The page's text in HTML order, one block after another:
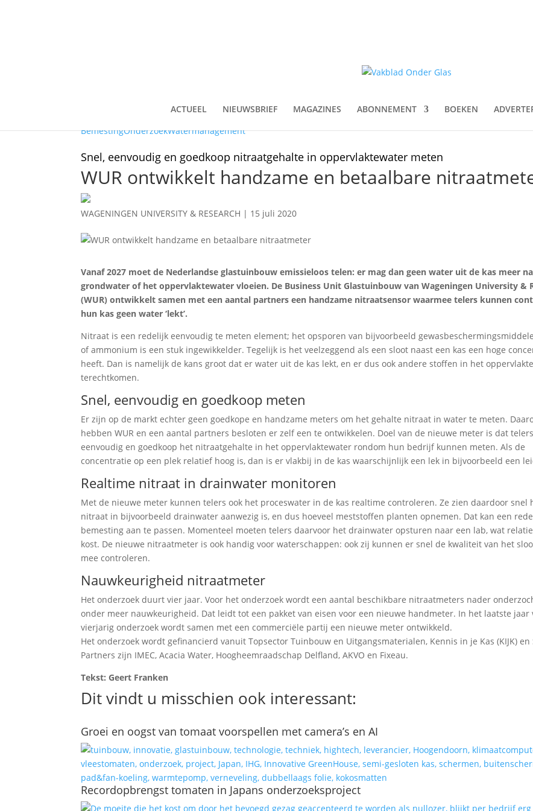
ACTUEEL NIEUWSBRIEF MAGAZINES ABONNEMENT BOEKEN
BemestingOnderzoekWatermanagement
Snel, eenvoudig en goedkoop nitraatgehalte in oppervlaktewater meten
WUR ontwikkelt handzame en betaalbare
WAGENINGEN UNIVERSITY & RESEARCH | 15 juli 2020
Vanaf 2027 moet de Nederlandse glastuinbouw emissieloos telen: er mag dan geen water uit de kas meer
grondwater of het oppervlaktewater vloeien. De Business Unit Glastuinbouw van Wageningen University &
(WUR) ontwikkelt samen met een aantal partners een handzame nitraatsensor waarmee telers kunnen
hun kas geen water ‘lekt’.
Nitraat is een redelijk eenvoudig te meten element; het opsporen van bijvoorbeeld
of ammonium is een stuk ingewikkelder. Tegelijk is het veelzeggend als een sloot naast een kas een hoge
heeft. Dan is namelijk de kans groot dat er water uit de kas lekt, en er dus ook andere stoffen in het
terechtkomen.
Snel, eenvoudig en goedkoop meten
Er zijn op de markt echter geen goedkope en handzame meters om het gehalte nitraat in water te meten.
hebben WUR en een aantal partners besloten er zelf een te ontwikkelen. Doel van de nieuwe meter is dat
eenvoudig en goedkoop het nitraatgehalte in het oppervlaktewater rondom hun bedrijf kunnen meten. Als de
concentratie op een plek relatief hoog is, dan is er vlakbij in de kas waarschijnlijk een lek in bijvoorbeeld een
Realtime nitraat in drainwater monitoren
Met de nieuwe meter kunnen telers ook het proceswater in de kas realtime controleren. Ze zien daardoor snel
nitraat in bijvoorbeeld drainwater aanwezig is, en dus hoeveel meststoffen planten opnemen. Dat kan een
bemesting aan te passen. Momenteel moeten telers daarvoor het drainwater opsturen naar een lab, wat
kost. De nieuwe nitraatmeter is ook handig voor waterschappen: ook zij kunnen er snel de kwaliteit van het
mee controleren.
Nauwkeurigheid nitraatmeter
Het onderzoek duurt vier jaar. Voor het onderzoek wordt een aantal beschikbare nitraatmeters nader
onder meer nauwkeurigheid. Dat leidt tot een pakket van eisen voor een nieuwe handmeter. In het laatste jaar
vierjarig onderzoek wordt samen met een commerciële partij een nieuwe meter ontwikkeld.
Het onderzoek wordt gefinancierd vanuit Topsector Tuinbouw en Uitgangsmaterialen, Kennis in je Kas (KIJK) en
Partners zijn IMEC, Acacia Water, Hoogheemraadschap Delfland, AKVO en Fixeau.
Tekst: Geert Franken
Dit vindt u misschien ook interessant:
Groei en oogst van tomaat voorspellen met camera’s en AI
Recordopbrengst tomaten in Japans onderzoeksproject